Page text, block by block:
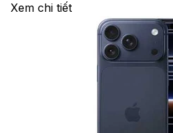
Xem chi tiết